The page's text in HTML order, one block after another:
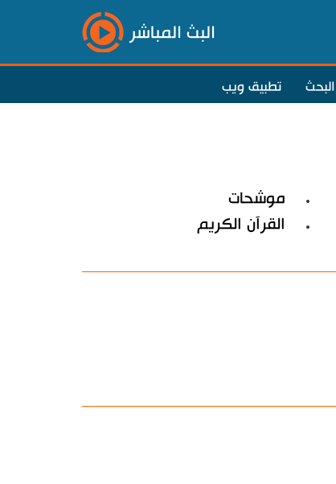
البث المباشر
البحث تطبيق ويب
موشحات
القرآن الكريم